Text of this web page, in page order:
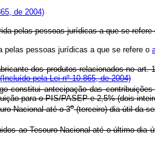
de 2004)
pelas pessoas jurídicas a que se
pelas pessoas jurídicas a que se refere o
dos produtos relacionados no art.
(Incluído pela Lei nº 10.865, de 2004)
constitui antecipação das
para o PIS/PASEP e 2,5% (dois
Nacional até o 3o(terceiro) dia útil da
ao Tesouro Nacional até o último